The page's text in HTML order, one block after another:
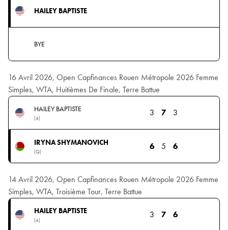
HAILEY BAPTISTE
BYE
16 Avril 2026, Open Capfinances Rouen Métropole 2026 Femme
Simples, WTA, Huitièmes De Finale, Terre Battue
HAILEY BAPTISTE
(4)
3 7 3
IRYNA SHYMANOVICH
(Q)
6 5 6
14 Avril 2026, Open Capfinances Rouen Métropole 2026 Femme
Simples, WTA, Troisième Tour, Terre Battue
HAILEY BAPTISTE
(4)
3 7 6